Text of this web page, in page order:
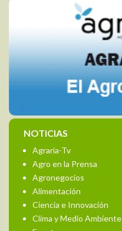
NOTICIAS
Agraria-Tv
Agro en la Prensa
Agronegocios
Alimentación
Ciencia e Innovación
Clima y Medio Ambiente